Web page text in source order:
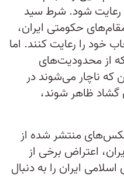
رعایت شود. شرط سید
حکومتی ایران،
خود را رعایت کنند. اما
که از محدودیت‌های
که ناچار می‌شوند در
ظاهر شوند،
منتشر شده از
اعتراض برخی از
ایران را به دنبال